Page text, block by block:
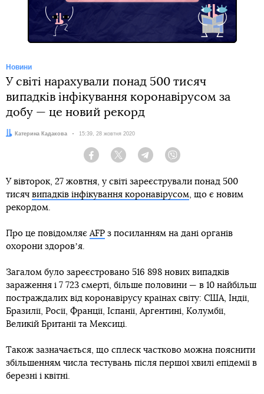
Новини
У світі нарахували понад 500 тисяч
випадків інфікування коронавірусом за
добу — це новий рекорд
Автор:Катерина Кадакова Дата:
15:39, 28 жовтня 2020
Facebook Twitter Telegram
У вівторок, 27 жовтня, у світі зареєстрували понад 500
тисяч випадків інфікування коронавірусом, що є новим
рекордом.
Про це повідомляєAFP з посиланням на дані органів
охорони здоровʼя.
Загалом було зареєстровано 516 898 нових випадків
зараження і 7 723 смерті, більше половини — в 10 найбільш
постраждалих від коронавірусу країнах світу: США, Індії,
Бразилії, Росії, Франції, Іспанії, Аргентині, Колумбії,
Великій Британії та Мексиці.
Також зазначається, що сплеск частково можна пояснити
збільшенням числа тестувань після першої хвилі епідемії в
березні і квітні.